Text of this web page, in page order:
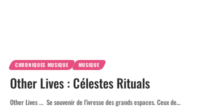
CHRONIQUES MUSIQUE MUSIQUE
Other Lives : Célestes Rituals
Other Lives ... Se souvenir de l’ivresse des grands espaces. Ceux de…